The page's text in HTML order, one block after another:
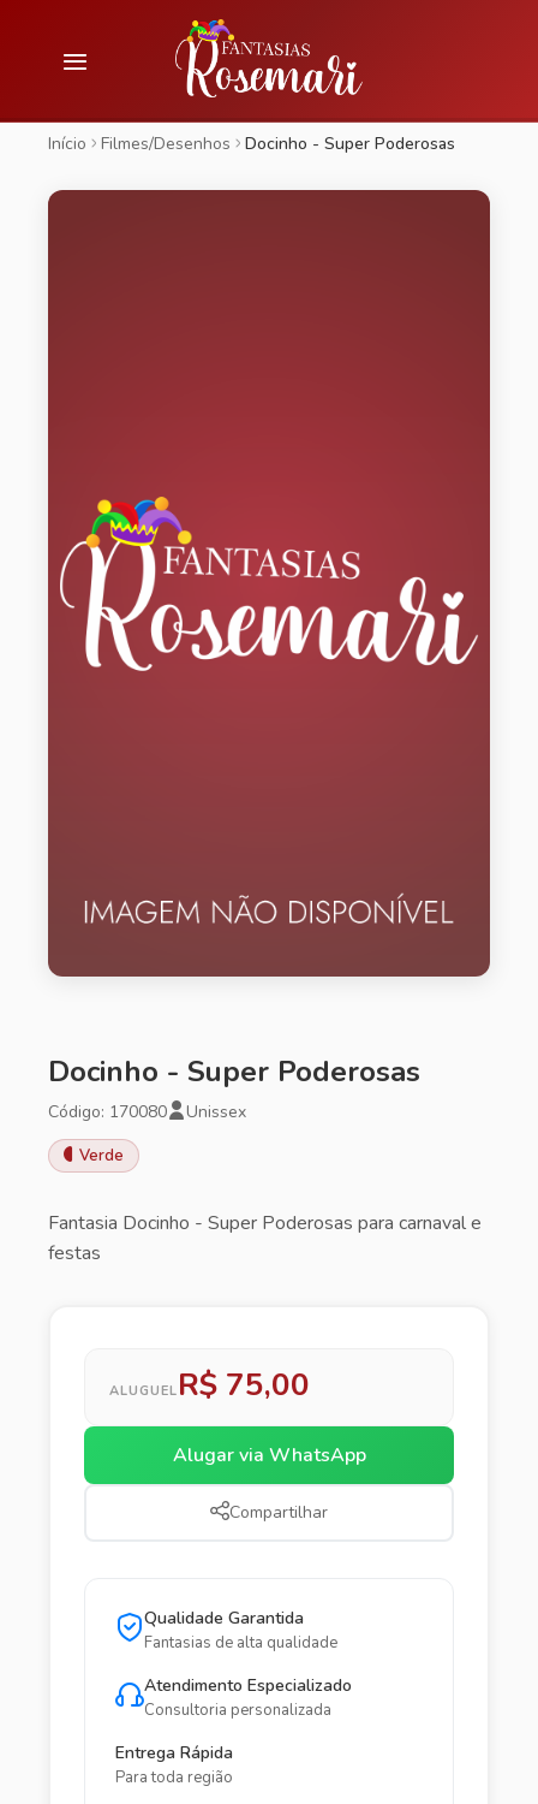
Início Filmes/Desenhos Docinho - Super Poderosas
Docinho - Super Poderosas
Código: 170080 Unissex
Verde
Fantasia Docinho - Super Poderosas para carnaval e
festas
ALUGUEL R$ 75,00
Alugar via WhatsApp
Compartilhar
Qualidade Garantida
Fantasias de alta qualidade
Atendimento Especializado
Consultoria personalizada
Entrega Rápida
Para toda região